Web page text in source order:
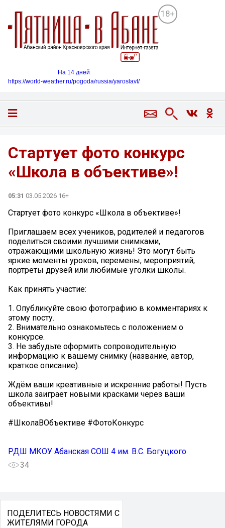
18+
На 14 дней
https://world-weather.ru/pogoda/russia/yaroslavl/
Стартует фото конкурс
«Школа в объективе»!
05:31 03.05.2026 16+
Стартует фото конкурс «Школа в объективе»!
Приглашаем всех учеников, родителей и педагогов
поделиться своими лучшими снимками,
отражающими школьную жизнь! Это могут быть
яркие моменты уроков, перемены, мероприятий,
портреты друзей или любимые уголки школы.
Как принять участие:
1. Опубликуйте свою фотографию в комментариях к
этому посту.
2. Внимательно ознакомьтесь с положением о
конкурсе.
3. Не забудьте оформить сопроводительную
информацию к вашему снимку (название, автор,
краткое описание).
Ждём ваши креативные и искренние работы! Пусть
школа заиграет новыми красками через ваши
объективы!
#ШколаВОбъективе #ФотоКонкурс
РДШ МКОУ Абанская СОШ 4 им. В.С. Богуцкого
34
ПОДЕЛИТЕСЬ НОВОСТЯМИ С
ЖИТЕЛЯМИ ГОРОДА